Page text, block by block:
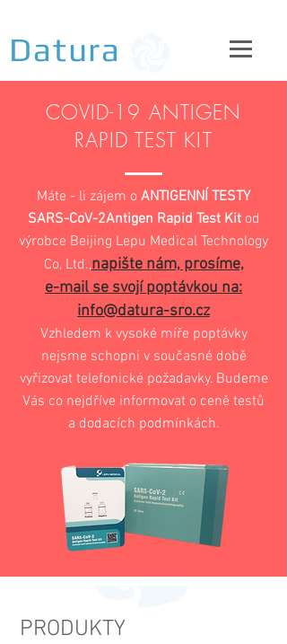
Datura
PRODUKTY
COVID-19 ANTIGEN
RAPID TEST KIT
Máte - li zájem o ANTIGENNÍ TESTY
SARS-CoV-2Antigen Rapid Test Kit od
výrobce Beijing Lepu Medical Technology
Co, Ltd.,napište nám, prosíme,
e-mail se svojí poptávkou na:
info@datura-sro.cz
Vzhledem k vysoké míře poptávky
nejsme schopni v současné době
vyřizovat telefonické požadavky. Budeme
Vás co nejdříve informovat o ceně testů
a dodacích podmínkách.